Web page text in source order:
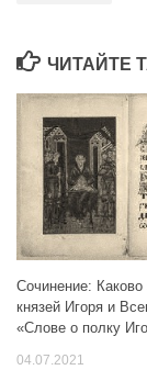
ЧИТАЙТЕ
Сочинение: Каково
князей Игоря и
«Слове о полку
04.07.2021